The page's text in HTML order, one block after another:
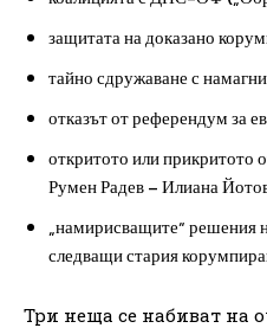
защитата на доказано
тайно сдружаване с
отказът от референдум за
откритото или прикритото
Румен Радев – Илиана
„намирисващите“ решения
следващи стария
Три неща се набиват на